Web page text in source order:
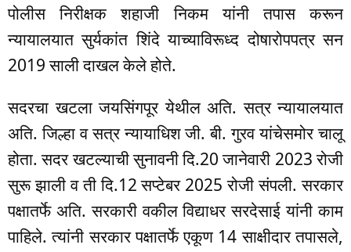
पोलीस निरीक्षक शहाजी निकम यांनी तपास करून
न्यायालयात सुर्यकांत शिंदे याच्याविरूध्द दोषारोपपत्र सन
2019 साली दाखल केले होते.
सदरचा खटला जयसिंगपूर येथील अति. सत्र न्यायालयात
अति. जिल्हा व सत्र न्यायाधिश जी. बी. गुरव यांचेसमोर चालू
होता. सदर खटल्याची सुनावनी दि.20 जानेवारी 2023 रोजी
सुरू झाली व ती दि.12 सप्टेबर 2025 रोजी संपली. सरकार
पक्षातर्फे अति. सरकारी वकील विद्याधर सरदेसाई यांनी काम
पाहिले. त्यांनी सरकार पक्षातर्फे एकूण 14 साक्षीदार तपासले,